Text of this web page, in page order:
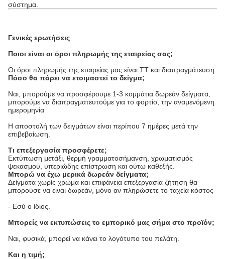
σύστημα.
Γενικές ερωτήσεις
Ποιοι είναι οι όροι πληρωμής της εταιρείας σας;
Οι όροι πληρωμής της εταιρείας μας είναι TT και διαπραγμάτευση.
Πόσο θα πάρει να ετοιμαστεί το δείγμα;
Ναι, μπορούμε να προσφέρουμε 1-3 κομμάτια δωρεάν δείγματα,
μπορούμε να διαπραγματευτούμε για το φορτίο, την αναμενόμενη
ημερομηνία
Η αποστολή των δειγμάτων είναι περίπου 7 ημέρες μετά την
επιβεβαίωση.
Τι επεξεργασία προσφέρετε;
Εκτύπωση μετάξι, θερμή γραμματοσήμανση, χρωματισμός
ψεκασμού, υπεριώδης επίστρωση και ούτω καθεξής.
Μπορώ να έχω μερικά δωρεάν δείγματα;
Δείγματα χωρίς χρώμα και επιφάνεια επεξεργασία ζήτηση θα
μπορούσε να είναι δωρεάν, μόνο αν πληρώσετε το ταχεία κόστος
- Εσύ ο ίδιος.
Μπορείς να εκτυπώσεις το εμπορικό μας σήμα στο προϊόν;
Ναι, φυσικά, μπορεί να κάνει το λογότυπο του πελάτη.
Και η τιμή;